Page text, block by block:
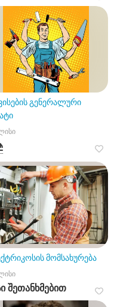
გენერალური
მომსახურება
შეთანხმებით